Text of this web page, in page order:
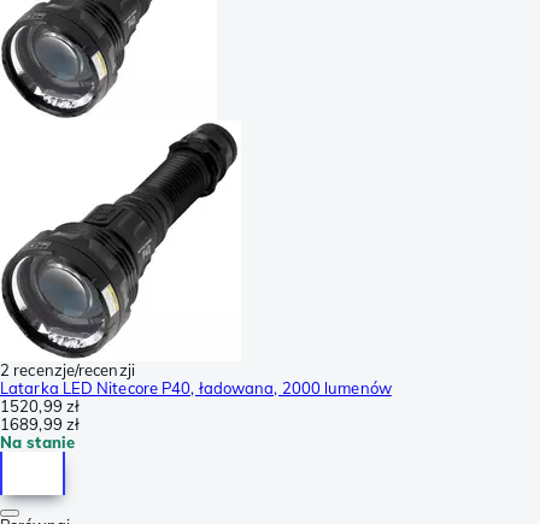
2 recenzje/recenzji
Latarka LED Nitecore P40, ładowana, 2000 lumenów
1520,99 zł
1689,99 zł
Na stanie